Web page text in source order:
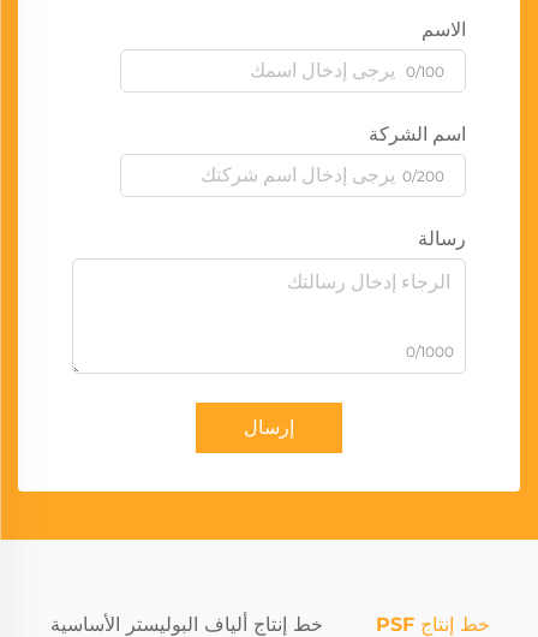
الاسم
0/100
اسم الشركة
0/200
رسالة
0/1000
إرسال
خط إنتاج PSF خط إنتاج ألياف البوليستر الأساسية